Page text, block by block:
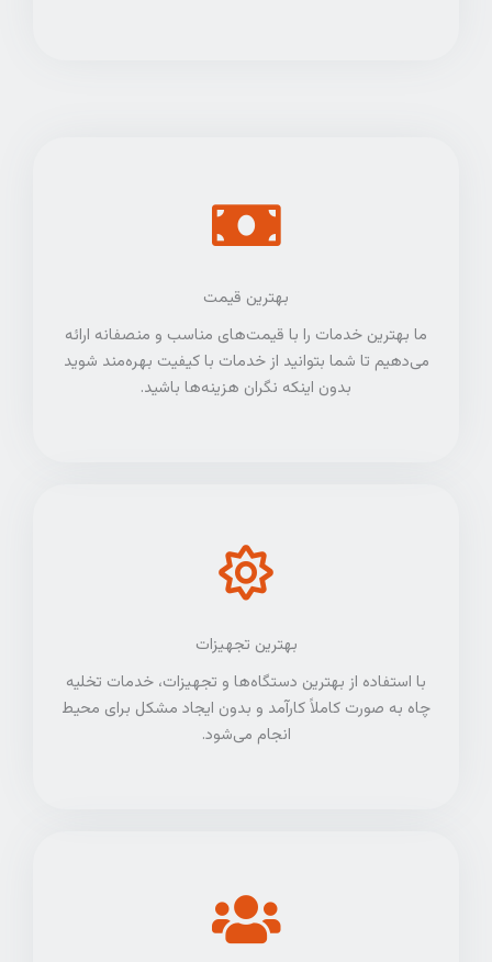
بهترین قیمت
ما بهترین خدمات را با قیمت‌های مناسب و منصفانه ارائه
می‌دهیم تا شما بتوانید از خدمات با کیفیت بهره‌مند شوید
بدون اینکه نگران هزینه‌ها باشید.
بهترین تجهیزات
با استفاده از بهترین دستگاه‌ها و تجهیزات، خدمات تخلیه
چاه به صورت کاملاً کارآمد و بدون ایجاد مشکل برای محیط
انجام می‌شود.